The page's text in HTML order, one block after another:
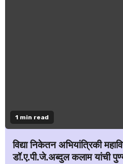
1 min read
विद्या निकेतन अभियांत्रिकी
डॉ.ए.पी.जे.अब्दुल कलाम यांची